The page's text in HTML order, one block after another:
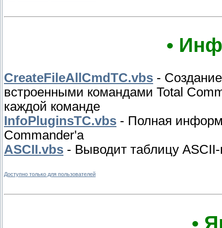
•
CreateFileAllCmdTC.vbs -
встроенными командами Total
каждой команде
InfoPluginsTC.vbs - Полная
Commander'a
ASCII.vbs - Выводит таблицу ASCII-
Доступно только для пользователей
•